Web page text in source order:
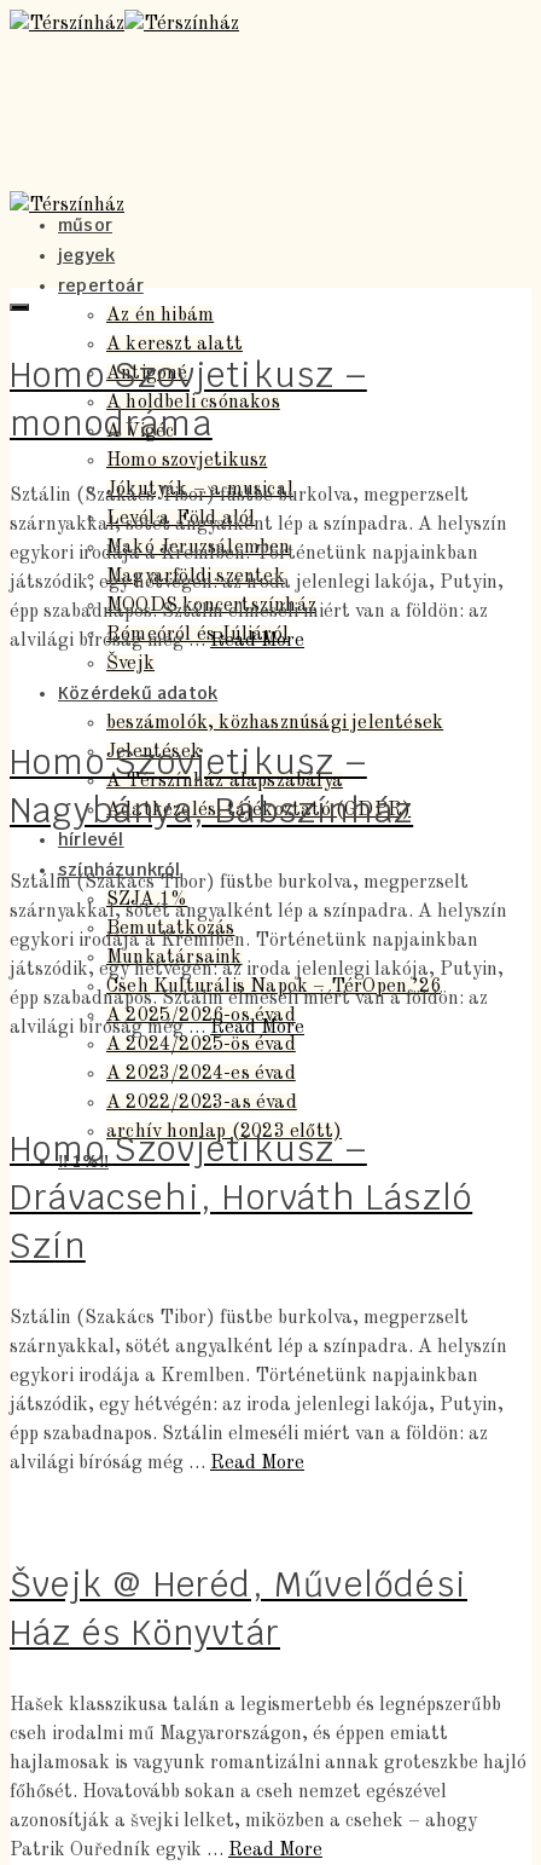
műsor
jegyek
repertoár
Az én hibám
A kereszt alatt
Antigoné
A holdbeli csónakos
A Vigéc
Homo szovjetikusz
Jókutyák – a musical
Levél a Föld alól
Makó Jeruzsálemben
Magyarföldi szentek
MOODS koncertszínház
Rómeóról és Júliáról
Švejk
Közérdekű adatok
beszámolók, közhasznúsági jelentések
Jelentések
A Térszínház alapszabálya
Adatkezelési tájékoztató (GDPR)
hírlevél
színházunkról
SZJA 1%
Bemutatkozás
Munkatársaink
Cseh Kulturális Napok – TérOpen ’26
A 2025/2026-os évad
A 2024/2025-ös évad
A 2023/2024-es évad
A 2022/2023-as évad
archív honlap (2023 előtt)
‼️ 1%‼️
Homo Szovjetikusz –
monodráma
Sztálin (Szakács Tibor) füstbe burkolva, megperzselt
szárnyakkal, sötét angyalként lép a színpadra. A helyszín
egykori irodája a Kremlben. Történetünk napjainkban
játszódik, egy hétvégén: az iroda jelenlegi lakója, Putyin,
épp szabadnapos. Sztálin elmeséli miért van a földön: az
alvilági bíróság még …Read More
Homo Szovjetikusz –
Nagybánya, Bábszínház
Sztálin (Szakács Tibor) füstbe burkolva, megperzselt
szárnyakkal, sötét angyalként lép a színpadra. A helyszín
egykori irodája a Kremlben. Történetünk napjainkban
játszódik, egy hétvégén: az iroda jelenlegi lakója, Putyin,
épp szabadnapos. Sztálin elmeséli miért van a földön: az
alvilági bíróság még …Read More
Homo Szovjetikusz –
Drávacsehi, Horváth László
Szín
Sztálin (Szakács Tibor) füstbe burkolva, megperzselt
szárnyakkal, sötét angyalként lép a színpadra. A helyszín
egykori irodája a Kremlben. Történetünk napjainkban
játszódik, egy hétvégén: az iroda jelenlegi lakója, Putyin,
épp szabadnapos. Sztálin elmeséli miért van a földön: az
alvilági bíróság még … Read More
Švejk @ Heréd, Művelődési
Ház és Könyvtár
Hašek klasszikusa talán a legismertebb és legnépszerűbb
cseh irodalmi mű Magyarországon, és éppen emiatt
hajlamosak is vagyunk romantizálni annak groteszkbe hajló
főhősét. Hovatovább sokan a cseh nemzet egészével
azonosítják a švejki lelket, miközben a csehek – ahogy
Patrik Ouředník egyik … Read More